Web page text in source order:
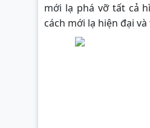
mới lạ phá vỡ tất cả
cách mới lạ hiện đại